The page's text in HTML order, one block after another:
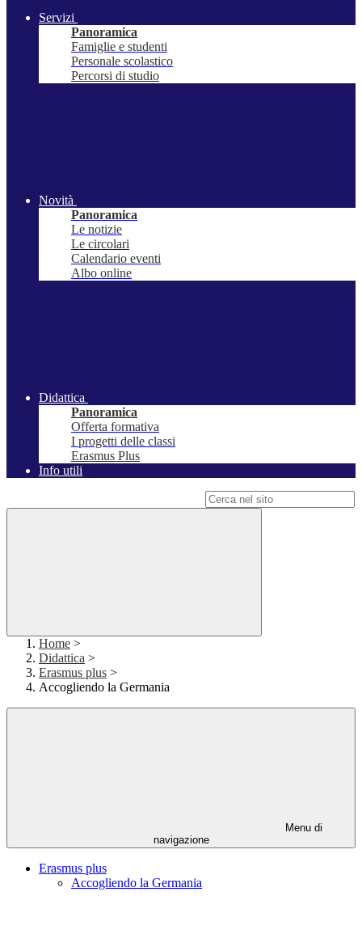
Servizi
Panoramica
Famiglie e studenti
Personale scolastico
Percorsi di studio
Novità
Panoramica
Le notizie
Le circolari
Calendario eventi
Albo online
Didattica
Panoramica
Offerta formativa
I progetti delle classi
Erasmus Plus
Info utili
Home >
Didattica >
Erasmus plus >
Accogliendo la Germania
Menu di
navigazione
Erasmus plus
Accogliendo la Germania